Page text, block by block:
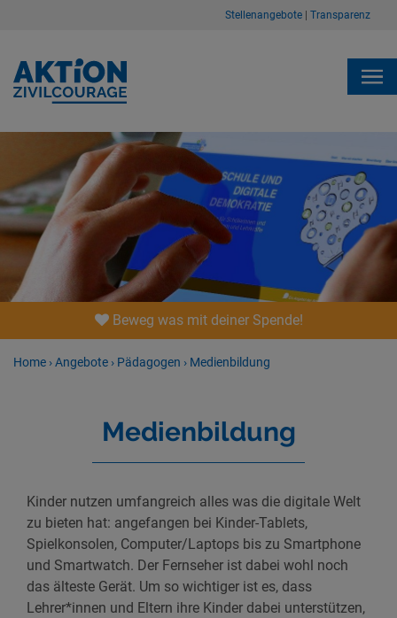
Stellenangebote Transparenz
Beweg was mit deiner Spende!
Home ›Angebote › Pädagogen › Medienbildung
Medienbildung
Kinder nutzen umfangreich alles was die digitale Welt
zu bieten hat: angefangen bei Kinder-Tablets,
Spielkonsolen, Computer/Laptops bis zu Smartphone
und Smartwatch. Der Fernseher ist dabei wohl noch
das älteste Gerät. Um so wichtiger ist es, dass
Lehrer*innen und Eltern ihre Kinder dabei unterstützen,